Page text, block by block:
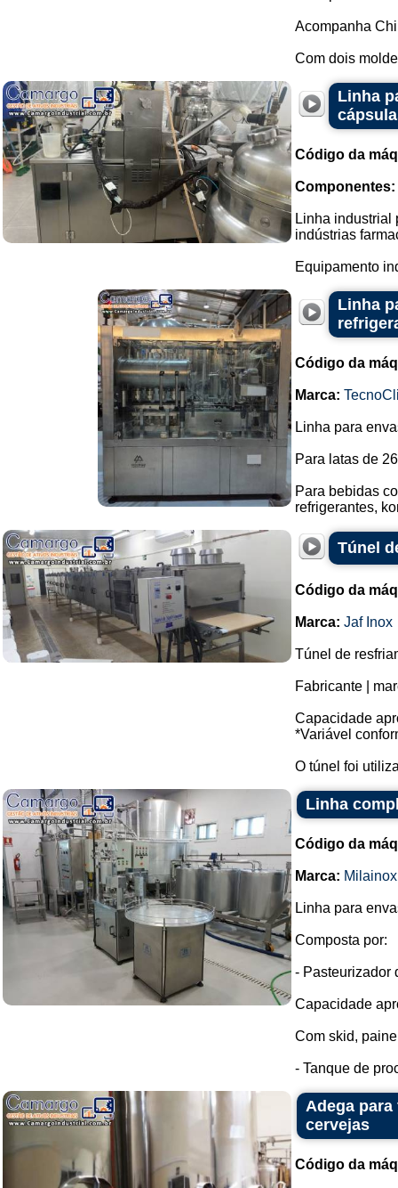
Acompanha
Com dois
Linha
Código da
Componentes:
Linha industrial
indústrias
Equipamento
Linha
Código da
Marca:
Linha para
Para latas de
Para bebidas
refrigerantes,
Túnel
Código da
Marca: Jaf Inox
Túnel de
Fabricante |
Capacidade
*Variável
O túnel foi
Linha
Código da
Marca: Milainox
Linha para
Composta por:
- Pasteurizador
Capacidade
Com skid,
- Tanque de
Adega
cervejas
Código da